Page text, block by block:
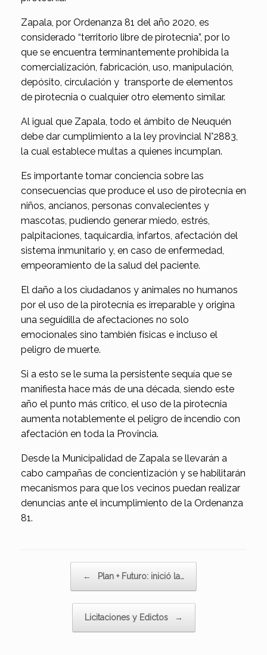
Zapala, por Ordenanza 81 del año 2020, es
considerado “territorio libre de pirotecnia”, por lo
que se encuentra terminantemente prohibida la
comercialización, fabricación, uso, manipulación,
depósito, circulación y transporte de elementos
de pirotecnia o cualquier otro elemento similar.
Al igual que Zapala, todo el ámbito de Neuquén
debe dar cumplimiento a la ley provincial N°2883,
la cual establece multas a quienes incumplan.
Es importante tomar conciencia sobre las
consecuencias que produce el uso de pirotecnia en
niños, ancianos, personas convalecientes y
mascotas, pudiendo generar miedo, estrés,
palpitaciones, taquicardia, infartos, afectación del
sistema inmunitario y, en caso de enfermedad,
empeoramiento de la salud del paciente.
El daño a los ciudadanos y animales no humanos
por el uso de la pirotecnia es irreparable y origina
una seguidilla de afectaciones no solo
emocionales sino también físicas e incluso el
peligro de muerte.
Si a esto se le suma la persistente sequía que se
manifiesta hace más de una década, siendo este
año el punto más crítico, el uso de la pirotecnia
aumenta notablemente el peligro de incendio con
afectación en toda la Provincia.
Desde la Municipalidad de Zapala se llevarán a
cabo campañas de concientización y se habilitarán
mecanismos para que los vecinos puedan realizar
denuncias ante el incumplimiento de la Ordenanza
81.
← Plan + Futuro: inició la…
Licitaciones y Edictos →